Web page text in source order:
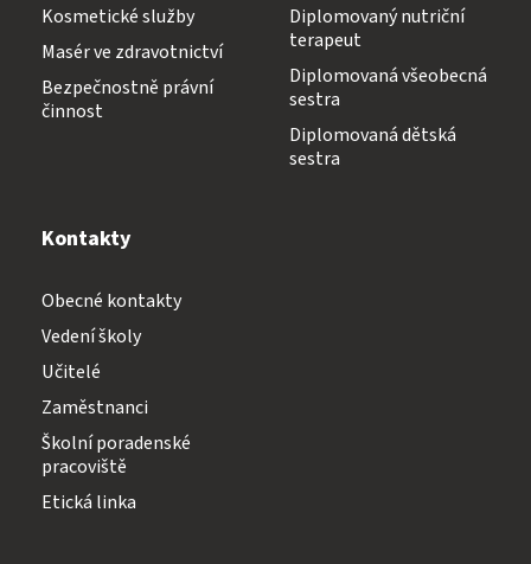
Kosmetické služby
Masér ve zdravotnictví
Bezpečnostně právní
činnost
Diplomovaný nutriční
terapeut
Diplomovaná všeobecná
sestra
Diplomovaná dětská
sestra
Kontakty
Obecné kontakty
Vedení školy
Učitelé
Zaměstnanci
Školní poradenské
pracoviště
Etická linka